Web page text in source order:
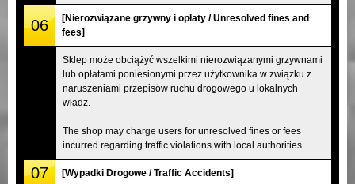
06
[Nierozwiązane grzywny i opłaty / Unresolved fines and
fees]
Sklep może obciążyć wszelkimi nierozwiązanymi grzywnami
lub opłatami poniesionymi przez użytkownika w związku z
naruszeniami przepisów ruchu drogowego u lokalnych
władz.
The shop may charge users for unresolved fines or fees
incurred regarding traffic violations with local authorities.
07 [Wypadki Drogowe / Traffic Accidents]